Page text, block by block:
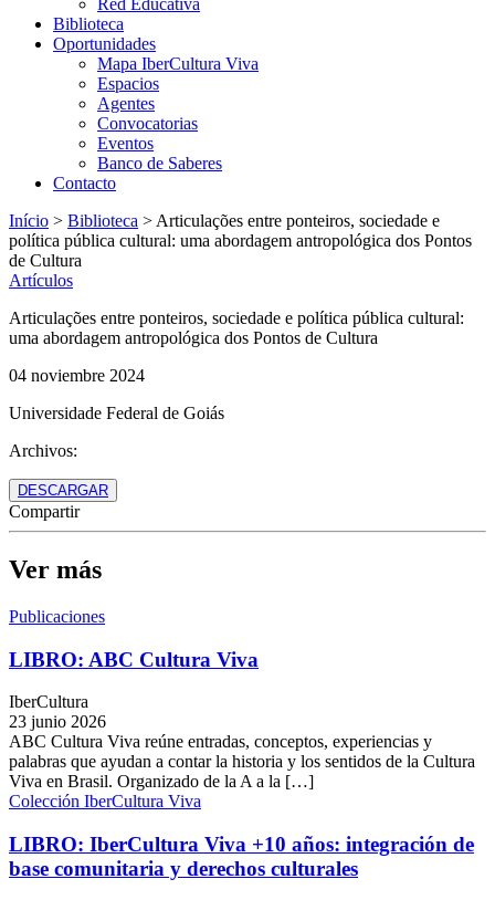
Red Educativa
Biblioteca
Oportunidades
Mapa IberCultura Viva
Espacios
Agentes
Convocatorias
Eventos
Banco de Saberes
Contacto
Início > Biblioteca > Articulações entre ponteiros, sociedade e
política pública cultural: uma abordagem antropológica dos Pontos
de Cultura
Artículos
Articulações entre ponteiros, sociedade e política pública cultural:
uma abordagem antropológica dos Pontos de Cultura
04 noviembre 2024
Universidade Federal de Goiás
Archivos:
DESCARGAR
Compartir
Ver más
Publicaciones
LIBRO: ABC Cultura Viva
IberCultura
23 junio 2026
ABC Cultura Viva reúne entradas, conceptos, experiencias y
palabras que ayudan a contar la historia y los sentidos de la Cultura
Viva en Brasil. Organizado de la A a la […]
Colección IberCultura Viva
LIBRO: IberCultura Viva +10 años: integración de
base comunitaria y derechos culturales